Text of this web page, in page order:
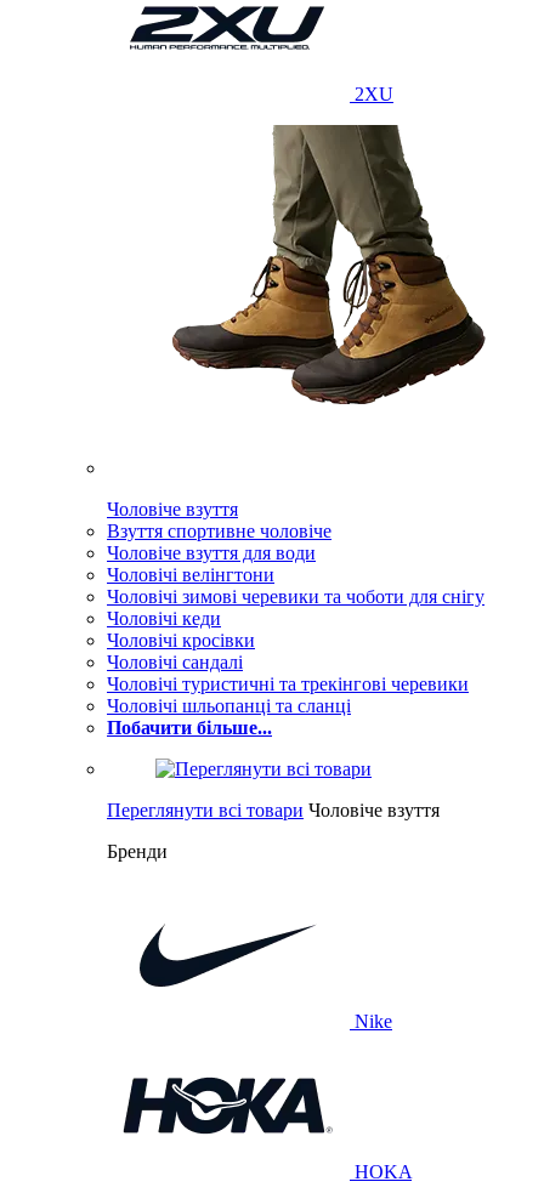
2XU
Чоловіче взуття
Взуття спортивне чоловіче
Чоловіче взуття для води
Чоловічі велінгтони
Чоловічі зимові черевики та чоботи для снігу
Чоловічі кеди
Чоловічі кросівки
Чоловічі сандалі
Чоловічі туристичні та трекінгові черевики
Чоловічі шльопанці та сланці
Побачити більше...
Переглянути всі товари Чоловіче взуття
Бренди
Nike
HOKA